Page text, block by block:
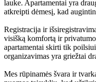
lauke. Apartamentai yra
atkreipti dėmesį, kad
Registracija ir
visišką komfortą ir
apartamentai skirti tik
organizavimas yra griežtai
Mes rūpinamės švara ir